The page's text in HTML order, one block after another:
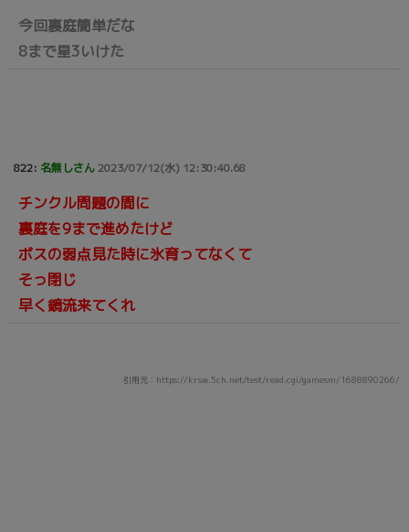
今回裏庭簡単だな
8まで星3いけた
822: 名無しさん2023/07/12(水) 12:30:40.68
チンクル問題の間に
裏庭を9まで進めたけど
ボスの弱点見た時に氷育ってなくて
そっ閉じ
早く鏡流来てくれ
引用元：https://krsw.5ch.net/test/read.cgi/gamesm/1688890266/